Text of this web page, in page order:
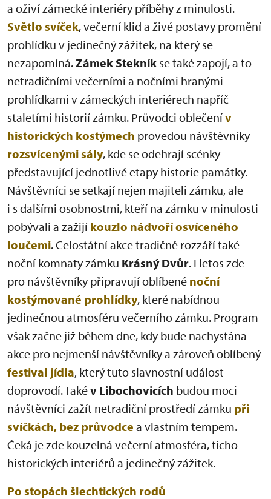
a oživí zámecké interiéry příběhy z minulosti.
Světlo svíček, večerní klid a živé postavy promění
prohlídku v jedinečný zážitek, na který se
nezapomíná.Zámek Stekník se také zapojí, a to
netradičními večerními a nočními hranými
prohlídkami v zámeckých interiérech napříč
staletími historií zámku. Průvodci oblečenív
historických kostýmech provedou návštěvníky
rozsvícenými sály, kde se odehrají scénky
představující jednotlivé etapy historie památky.
Návštěvníci se setkají nejen majiteli zámku, ale
i s dalšími osobnostmi, kteří na zámku v minulosti
pobývali a zažijí kouzlo nádvoří osvíceného
loučemi. Celostátní akce tradičně rozzáří také
noční komnaty zámku Krásný Dvůr. I letos zde
pro návštěvníky připravují oblíbené noční
kostýmované prohlídky, které nabídnou
jedinečnou atmosféru večerního zámku. Program
však začne již během dne, kdy bude nachystána
akce pro nejmenší návštěvníky a zároveň oblíbený
festival jídla, který tuto slavnostní událost
doprovodí. Takév Libochovicích budou moci
návštěvníci zažít netradiční prostředí zámku při
svíčkách, bez průvodce a vlastním tempem.
Čeká je zde kouzelná večerní atmosféra, ticho
historických interiérů a jedinečný zážitek.
Po stopách šlechtických rodů